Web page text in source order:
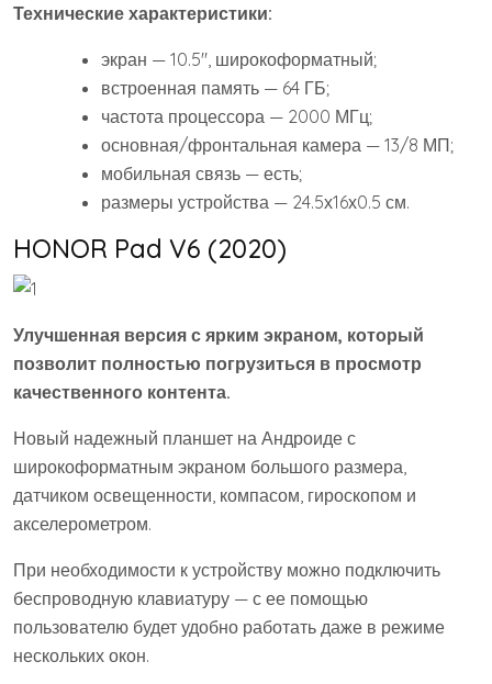
Технические характеристики:
экран — 10.5″, широкоформатный;
встроенная память — 64 ГБ;
частота процессора — 2000 МГц;
основная/фронтальная камера — 13/8 МП;
мобильная связь — есть;
размеры устройства — 24.5х16х0.5 см.
HONOR Pad V6 (2020)
Улучшенная версия с ярким экраном, который
позволит полностью погрузиться в просмотр
качественного контента.
Новый надежный планшет на Андроиде с
широкоформатным экраном большого размера,
датчиком освещенности, компасом, гироскопом и
акселерометром.
При необходимости к устройству можно подключить
беспроводную клавиатуру — с ее помощью
пользователю будет удобно работать даже в режиме
нескольких окон.